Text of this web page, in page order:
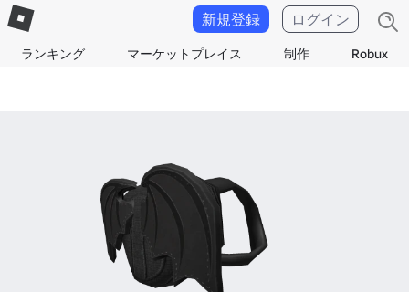
ランキング マーケットプレイス 制作 Robux
新規登録 ログイン